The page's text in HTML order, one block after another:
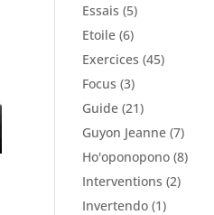
Essais (5)
Etoile (6)
Exercices (45)
Focus (3)
Guide (21)
Guyon Jeanne (7)
Ho'oponopono (8)
Interventions (2)
Invertendo (1)